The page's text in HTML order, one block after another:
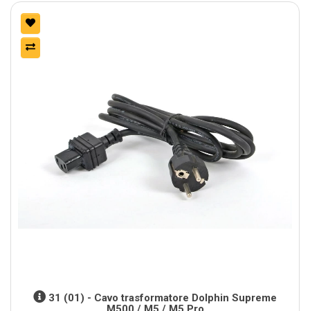
31 (01) - Cavo trasformatore Dolphin Supreme